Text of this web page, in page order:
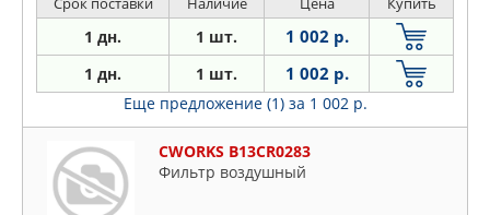
1 дн. 1 шт. 1 002 р.
1 дн. 1 шт. 1 002 р.
Еще предложение (1) за 1 002 р.
CWORKS B13CR0283
Фильтр воздушный